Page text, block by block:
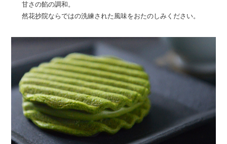
甘さの餡の調和。
然花抄院ならではの洗練された風味をおたのしみください。